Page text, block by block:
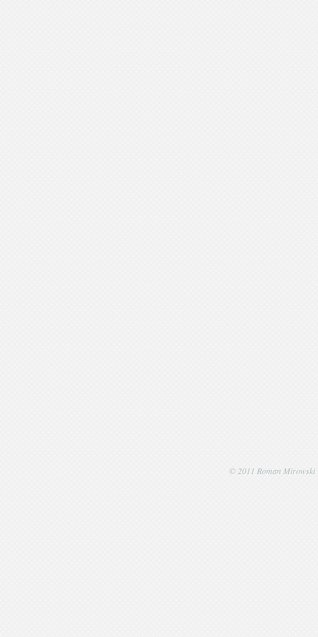
© 2011 Roman